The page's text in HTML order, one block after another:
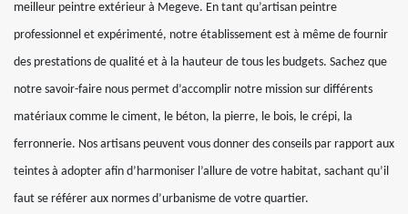
meilleur peintre extérieur à Megeve. En tant qu’artisan peintre
professionnel et expérimenté, notre établissement est à même de fournir
des prestations de qualité et à la hauteur de tous les budgets. Sachez que
notre savoir-faire nous permet d’accomplir notre mission sur différents
matériaux comme le ciment, le béton, la pierre, le bois, le crépi, la
ferronnerie. Nos artisans peuvent vous donner des conseils par rapport aux
teintes à adopter afin d’harmoniser l’allure de votre habitat, sachant qu’il
faut se référer aux normes d’urbanisme de votre quartier.